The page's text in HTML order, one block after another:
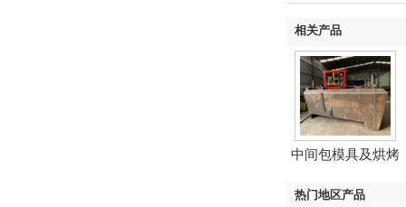
相关产品
中间包模具及烘烤
热门地区产品